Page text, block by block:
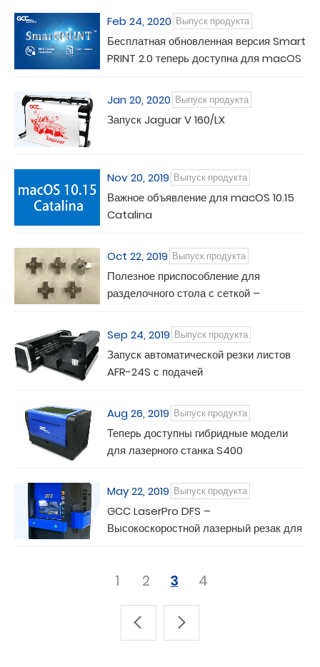
Magazine
Feb 24, 2020 Выпуск продукта
Бесплатная обновленная версия Smart
PRINT 2.0 теперь доступна для macOS
Jan 20, 2020 Выпуск продукта
Запуск Jaguar V 160/LX
Nov 20, 2019 Выпуск продукта
Важное объявление для macOS 10.15
Catalina
Oct 22, 2019 Выпуск продукта
Полезное приспособление для
разделочного стола с сеткой –
Sep 24, 2019 Выпуск продукта
Запуск автоматической резки листов
AFR-24S с подачей
Aug 26, 2019 Выпуск продукта
Теперь доступны гибридные модели
для лазерного станка S400
May 22, 2019 Выпуск продукта
GCC LaserPro DFS –
Высокоскоростной лазерный резак для
1 2 3 4